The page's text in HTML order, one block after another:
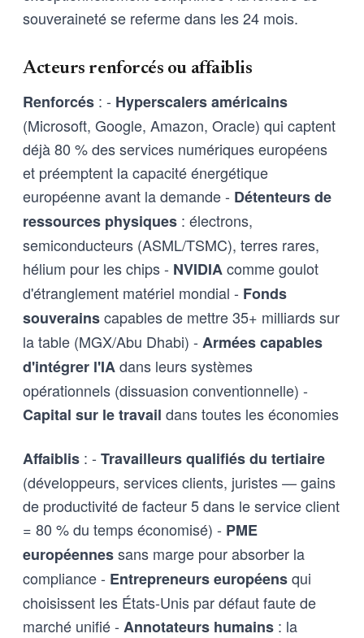
souveraineté se referme dans les 24 mois.
Acteurs renforcés ou affaiblis
Renforcés : - Hyperscalers américains
(Microsoft, Google, Amazon, Oracle) qui captent
déjà 80 % des services numériques européens
et préemptent la capacité énergétique
européenne avant la demande - Détenteurs de
ressources physiques : électrons,
semiconducteurs (ASML/TSMC), terres rares,
hélium pour les chips - NVIDIAcomme goulot
d'étranglement matériel mondial - Fonds
souverainscapables de mettre 35+ milliards sur
la table (MGX/Abu Dhabi) - Armées capables
d'intégrer l'IAdans leurs systèmes
opérationnels (dissuasion conventionnelle) -
Capital sur le travail dans toutes les économies
Affaiblis : - Travailleurs qualifiés du tertiaire
(développeurs, services clients, juristes — gains
de productivité de facteur 5 dans le service client
= 80 % du temps économisé) - PME
européennessans marge pour absorber la
compliance - Entrepreneurs européensqui
choisissent les États-Unis par défaut faute de
marché unifié - Annotateurs humains : la